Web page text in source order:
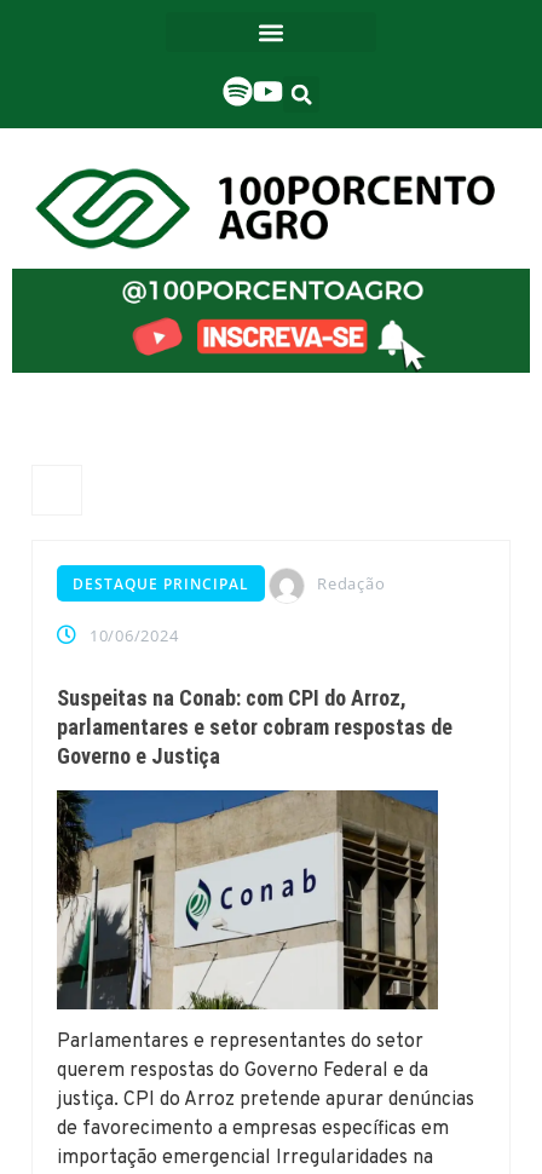
DESTAQUE PRINCIPAL Redação
10/06/2024
Suspeitas na Conab: com CPI do Arroz,
parlamentares e setor cobram respostas de
Governo e Justiça
Parlamentares e representantes do setor
querem respostas do Governo Federal e da
justiça. CPI do Arroz pretende apurar denúncias
de favorecimento a empresas específicas em
importação emergencial Irregularidades na